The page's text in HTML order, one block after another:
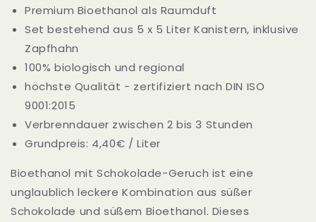
25
Liter
(5
x
Liter)
25
Liter
Liter)
Premium Bioethanol als Raumduft
Set bestehend aus 5 x 5 Liter Kanistern, inklusive
Zapfhahn
100% biologisch und regional
höchste Qualität - zertifiziert nach DIN ISO
9001:2015
Verbrenndauer zwischen 2 bis 3 Stunden
Grundpreis: 4,40€ / Liter
Bioethanol mit Schokolade-Geruch ist eine
unglaublich leckere Kombination aus süßer
Schokolade und süßem Bioethanol. Dieses